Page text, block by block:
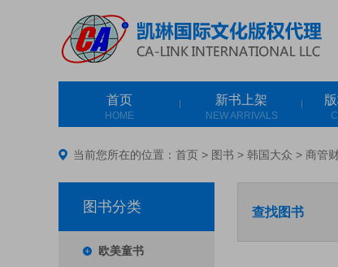
首页
HOME
新书上架
NEW ARRIVALS
当前您所在的位置： 首页 > 图书 > 韩国大众 > 商管
图书分类
欧美童书
查找图书